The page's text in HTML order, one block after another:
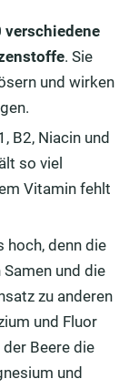
verschiedene
. Sie
und wirken
B2, Niacin und
so viel
Vitamin fehlt
denn die
und die
zu anderen
und Fluor
Beere die
und